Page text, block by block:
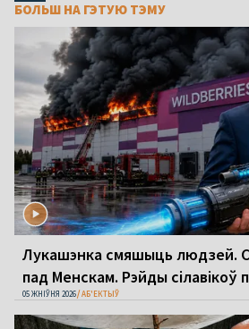
БОЛЬШ НА ГЭТУЮ ТЭМУ
Лукашэнка смяшыць людзей.
пад Менскам. Рэйды сілавікоў
05 ЖНІЎНЯ 2026 АБ'ЕКТЫЎ